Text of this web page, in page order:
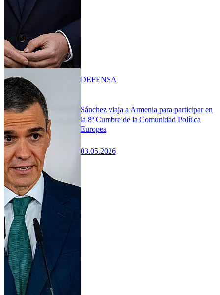
Sánchez viaja a Armenia para participar en
la 8ª Cumbre de la Comunidad Política
Europea
03.05.2026
DEFENSA